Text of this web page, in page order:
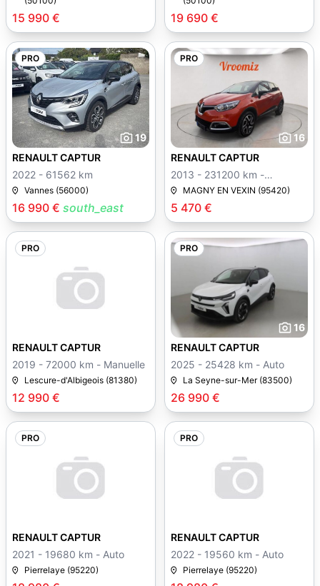
15 990 € 19 690 €
PRO
19
16 990 € south_east
RENAULT CAPTUR
2022 - 61562 km
Vannes (56000)
PRO
16
5 470 €
RENAULT CAPTUR
2013 - 231200 km -
Manuelle
MAGNY EN VEXIN (95420)
PRO
12 990 €
RENAULT CAPTUR
2019 - 72000 km - Manuelle
Lescure-d'Albigeois (81380)
PRO
16
26 990 €
RENAULT CAPTUR
2025 - 25428 km - Auto
La Seyne-sur-Mer (83500)
PRO
RENAULT CAPTUR
2021 - 19680 km - Auto
Pierrelaye (95220)
PRO
RENAULT CAPTUR
2022 - 19560 km - Auto
Pierrelaye (95220)